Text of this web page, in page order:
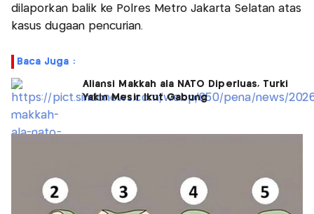
dilaporkan balik ke Polres Metro Jakarta Selatan atas
kasus dugaan pencurian.
Baca Juga :
Aliansi Makkah ala NATO Diperluas, Turki
Yakin Mesir Ikut Gabung